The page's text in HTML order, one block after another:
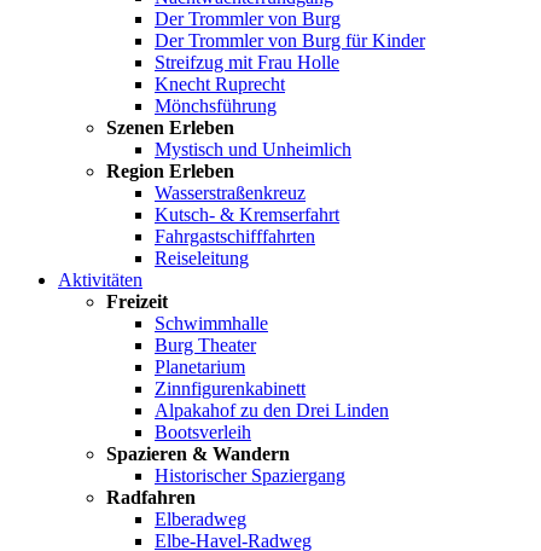
Der Trommler von Burg
Der Trommler von Burg für Kinder
Streifzug mit Frau Holle
Knecht Ruprecht
Mönchsführung
Szenen Erleben
Mystisch und Unheimlich
Region Erleben
Wasserstraßenkreuz
Kutsch- & Kremserfahrt
Fahrgastschifffahrten
Reiseleitung
Aktivitäten
Freizeit
Schwimmhalle
Burg Theater
Planetarium
Zinnfigurenkabinett
Alpakahof zu den Drei Linden
Bootsverleih
Spazieren & Wandern
Historischer Spaziergang
Radfahren
Elberadweg
Elbe-Havel-Radweg